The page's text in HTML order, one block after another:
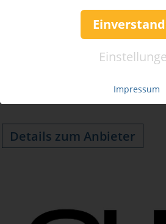
Impressum
Ergänzend wird der Spielplan mit
Gastspielen erweitert. Das Haus
Formaten oder Work-in-
Details zum Anbieter